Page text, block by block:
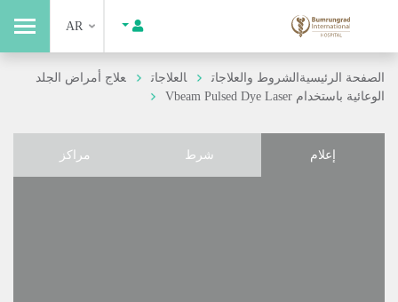
AR
الصفحة الرئيسيةالشروط والعلاجات العلاجات
علاج أمراض الجلد
الوعائية باستخدام Vbeam Pulsed Dye Laser
إعلام شرط مراكز